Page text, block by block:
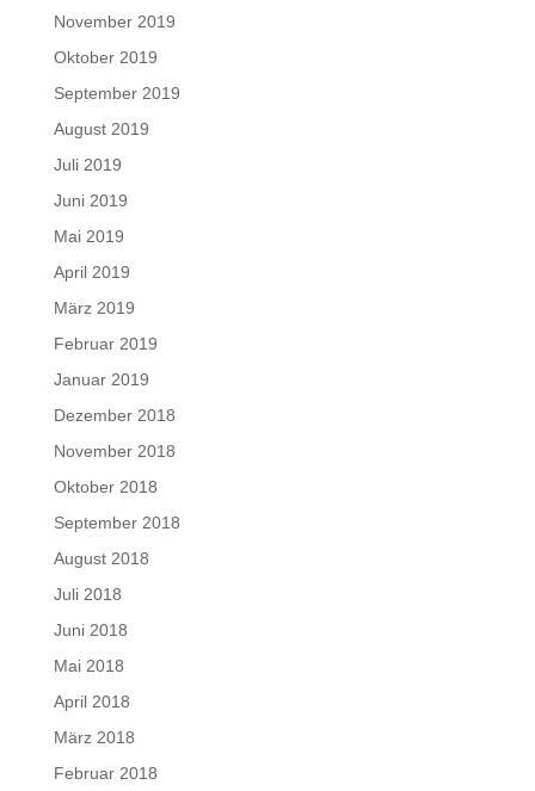
November 2019
Oktober 2019
September 2019
August 2019
Juli 2019
Juni 2019
Mai 2019
April 2019
März 2019
Februar 2019
Januar 2019
Dezember 2018
November 2018
Oktober 2018
September 2018
August 2018
Juli 2018
Juni 2018
Mai 2018
April 2018
März 2018
Februar 2018